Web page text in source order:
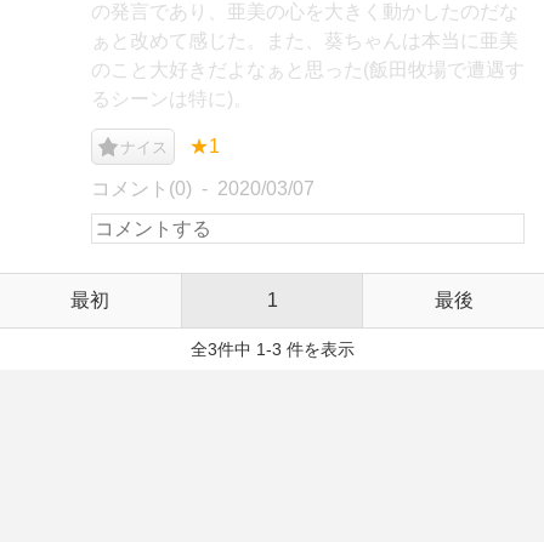
の発言であり、亜美の心を大きく動かしたのだな
ぁと改めて感じた。また、葵ちゃんは本当に亜美
のこと大好きだよなぁと思った(飯田牧場で遭遇す
るシーンは特に)。
ナイス ★1
コメント(0) 2020/03/07
最初 1 最後
全3件中 1-3 件を表示